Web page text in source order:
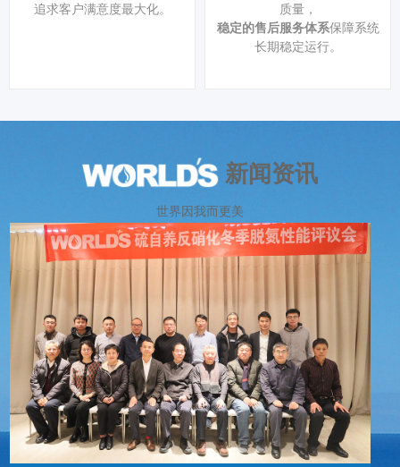
追求客户满意度最大化。
质量，
稳定的售后服务体系保障系统
长期稳定运行。
新闻资讯
世界因我而更美